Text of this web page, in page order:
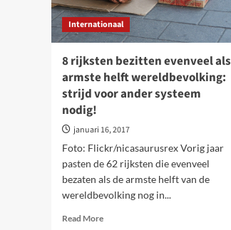
Internationaal
8 rijksten bezitten evenveel als
armste helft wereldbevolking:
strijd voor ander systeem
nodig!
januari 16, 2017
Foto: Flickr/nicasaurusrex Vorig jaar
pasten de 62 rijksten die evenveel
bezaten als de armste helft van de
wereldbevolking nog in...
Read MoreRead